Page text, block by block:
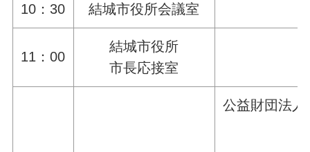
10：30 結城市役所会議室
11：00
結城市役所
市長応接室
公益財団法